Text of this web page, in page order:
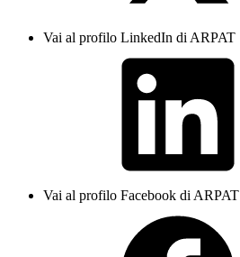
Vai al profilo LinkedIn di ARPAT
Vai al profilo Facebook di ARPAT